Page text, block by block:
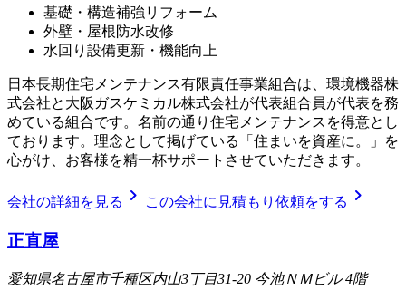
基礎・構造補強リフォーム
外壁・屋根防水改修
水回り設備更新・機能向上
日本長期住宅メンテナンス有限責任事業組合は、環境機器株
式会社と大阪ガスケミカル株式会社が代表組合員が代表を務
めている組合です。名前の通り住宅メンテナンスを得意とし
ております。理念として掲げている「住まいを資産に。」を
心がけ、お客様を精一杯サポートさせていただきます。
会社の詳細を見る chevron_right この会社に見積もり依頼をする chevron_right
正直屋
愛知県名古屋市千種区内山3丁目31-20 今池ＮＭビル 4階